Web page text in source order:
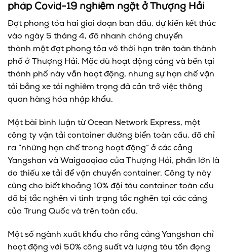
pháp Covid-19 nghiêm ngặt ở Thượng Hải
Đợt phong tỏa hai giai đoạn ban đầu, dự kiến kết thúc
vào ngày 5 tháng 4, đã nhanh chóng chuyển
thành một đợt phong tỏa vô thời hạn trên toàn thành
phố ở Thượng Hải. Mặc dù hoạt động cảng và bến tại
thành phố này vẫn hoạt động, nhưng sự hạn chế vận
tải bằng xe tải nghiêm trọng đã cản trở việc thông
quan hàng hóa nhập khẩu.
Một bài bình luận từ Ocean Network Express, một
công ty vận tải container đường biển toàn cầu, đã chỉ
ra “những hạn chế trong hoạt động” ở các cảng
Yangshan và Waigaoqiao của Thượng Hải, phần lớn là
do thiếu xe tải để vận chuyển container. Công ty này
cũng cho biết khoảng 10% đội tàu container toàn cầu
đã bị tắc nghẽn vì tình trạng tắc nghẽn tại các cảng
của Trung Quốc và trên toàn cầu.
Một số ngành xuất khẩu cho rằng cảng Yangshan chỉ
hoạt động với 50% công suất và lượng tàu tồn đọng